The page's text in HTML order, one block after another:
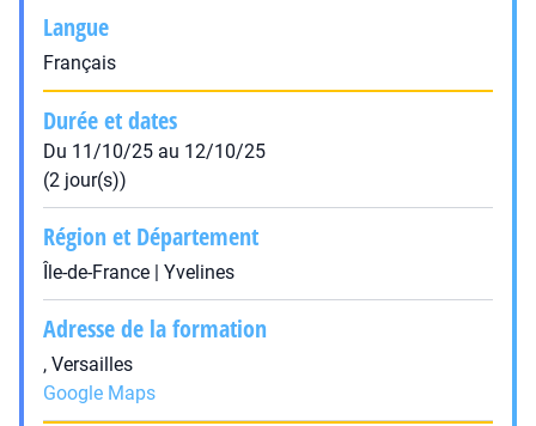
Langue
Français
Durée et dates
Du 11/10/25 au 12/10/25
(2 jour(s))
Région et Département
Île-de-France | Yvelines
Adresse de la formation
, Versailles
Google Maps